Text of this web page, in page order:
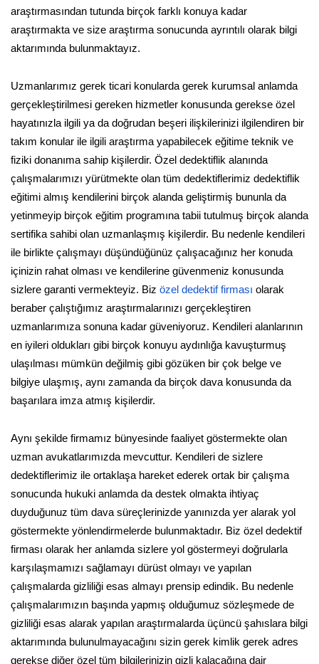
araştırmasından tutunda birçok farklı konuya kadar
araştırmakta ve size araştırma sonucunda ayrıntılı olarak bilgi
aktarımında bulunmaktayız.
Uzmanlarımız gerek ticari konularda gerek kurumsal anlamda
gerçekleştirilmesi gereken hizmetler konusunda gerekse özel
hayatınızla ilgili ya da doğrudan beşeri ilişkilerinizi ilgilendiren bir
takım konular ile ilgili araştırma yapabilecek eğitime teknik ve
fiziki donanıma sahip kişilerdir. Özel dedektiflik alanında
çalışmalarımızı yürütmekte olan tüm dedektiflerimiz dedektiflik
eğitimi almış kendilerini birçok alanda geliştirmiş bununla da
yetinmeyip birçok eğitim programına tabii tutulmuş birçok alanda
sertifika sahibi olan uzmanlaşmış kişilerdir. Bu nedenle kendileri
ile birlikte çalışmayı düşündüğünüz çalışacağınız her konuda
içinizin rahat olması ve kendilerine güvenmeniz konusunda
sizlere garanti vermekteyiz. Biz özel dedektif firması olarak
beraber çalıştığımız araştırmalarınızı gerçekleştiren
uzmanlarımıza sonuna kadar güveniyoruz. Kendileri alanlarının
en iyileri oldukları gibi birçok konuyu aydınlığa kavuşturmuş
ulaşılması mümkün değilmiş gibi gözüken bir çok belge ve
bilgiye ulaşmış, aynı zamanda da birçok dava konusunda da
başarılara imza atmış kişilerdir.
Aynı şekilde firmamız bünyesinde faaliyet göstermekte olan
uzman avukatlarımızda mevcuttur. Kendileri de sizlere
dedektiflerimiz ile ortaklaşa hareket ederek ortak bir çalışma
sonucunda hukuki anlamda da destek olmakta ihtiyaç
duyduğunuz tüm dava süreçlerinizde yanınızda yer alarak yol
göstermekte yönlendirmelerde bulunmaktadır. Biz özel dedektif
firması olarak her anlamda sizlere yol göstermeyi doğrularla
karşılaşmamızı sağlamayı dürüst olmayı ve yapılan
çalışmalarda gizliliği esas almayı prensip edindik. Bu nedenle
çalışmalarımızın başında yapmış olduğumuz sözleşmede de
gizliliği esas alarak yapılan araştırmalarda üçüncü şahıslara bilgi
aktarımında bulunulmayacağını sizin gerek kimlik gerek adres
gerekse diğer özel tüm bilgilerinizin gizli kalacağına dair